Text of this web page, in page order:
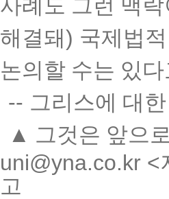
사례도 그런 맥
해결돼) 국제법
논의할 수는 있
-- 그리스에 대한
▲ 그것은 앞으
uni@yna.co.kr <
고